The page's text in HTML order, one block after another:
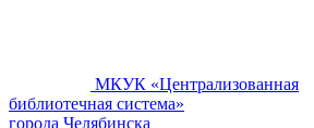
МКУК «Централизованная
библиотечная система»
города Челябинска